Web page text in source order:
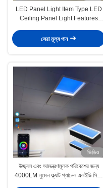
LED Panel Light Item Type LED
Ceiling Panel Light Features
সেরা মূল্য পান
ভিডিও
উজ্জ্বল এবং আমন্ত্রণমূলক পরিবেশের জন্য
4000LM লুমেন ফ্ল্যাট প্যানেল এলইডি সিলিং